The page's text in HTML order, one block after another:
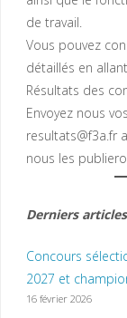
de travail.
Vous pouvez
détaillés en
Résultats des
Envoyez nous
resultats@f3a.fr
nous les
Derniers articles
Concours
2027 et
16 février 2026